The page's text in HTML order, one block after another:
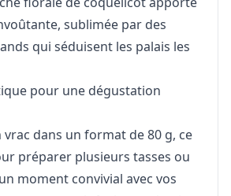
sublimée par des
qui séduisent les palais les
pour une dégustation
dans un format de 80 g, ce
préparer plusieurs tasses ou
moment convivial avec vos